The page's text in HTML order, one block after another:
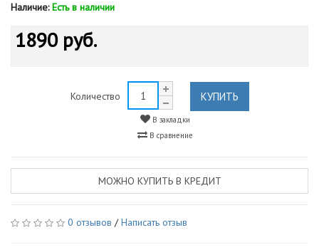
Наличие: Есть в наличии
1890 руб.
Количество КУПИТЬ
В закладки
В сравнение
МОЖНО КУПИТЬ В КРЕДИТ
0 отзывов /Написать отзыв